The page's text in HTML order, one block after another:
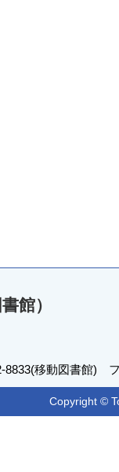
館）
移動図書館)
Copyright ©